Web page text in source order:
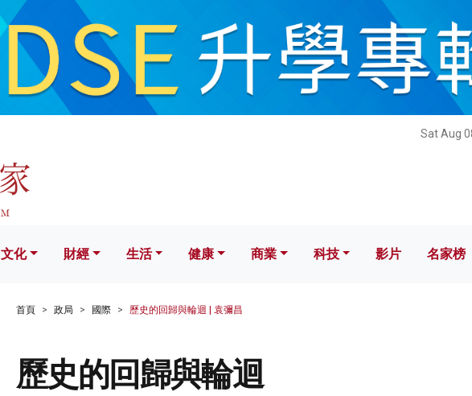
Sat Aug
財經 生活 健康 科技 影片 名
文化 財經 生活 健康 商業 科技 影片 名家榜
首頁 政局 國際 歷史的回歸與輪迴 | 袁彌昌
歷史的回歸與輪迴